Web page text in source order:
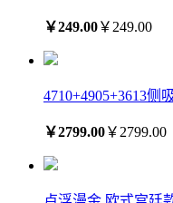
￥249.00￥249.00
4710+4905+3613
￥2799.00￥2799.00